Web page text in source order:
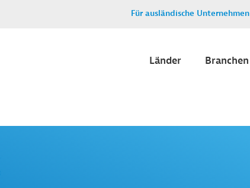
Für ausländische Unternehmen
Länder Branchen